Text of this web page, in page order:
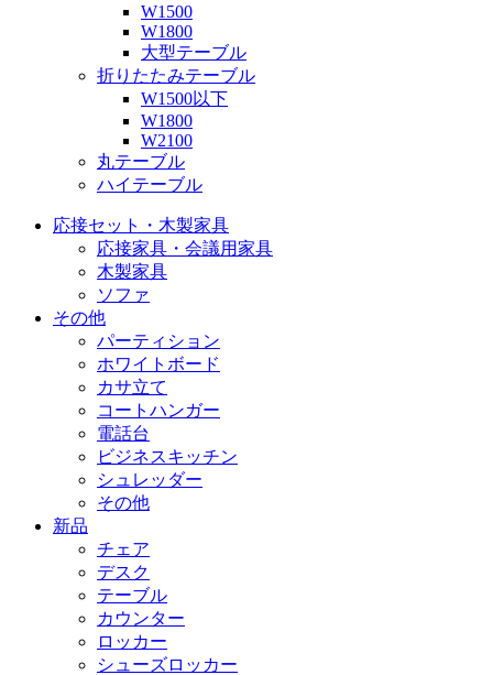
W1500
W1800
大型テーブル
折りたたみテーブル
W1500以下
W1800
W2100
丸テーブル
ハイテーブル
応接セット・木製家具
応接家具・会議用家具
木製家具
ソファ
その他
パーティション
ホワイトボード
カサ立て
コートハンガー
電話台
ビジネスキッチン
シュレッダー
その他
新品
チェア
デスク
テーブル
カウンター
ロッカー
シューズロッカー